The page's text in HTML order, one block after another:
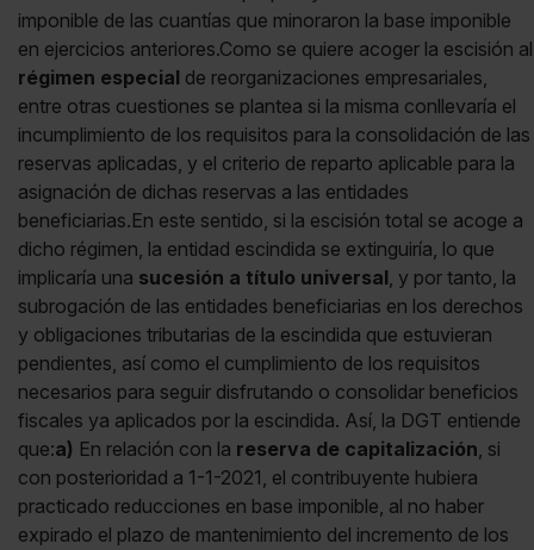
imponible de las cuantías que minoraron la base imponible
en ejercicios anteriores.Como se quiere acoger la escisión al
régimen especial de reorganizaciones empresariales,
entre otras cuestiones se plantea si la misma conllevaría el
incumplimiento de los requisitos para la consolidación de las
reservas aplicadas, y el criterio de reparto aplicable para la
asignación de dichas reservas a las entidades
beneficiarias.En este sentido, si la escisión total se acoge a
dicho régimen, la entidad escindida se extinguiría, lo que
implicaría una sucesión a título universal, y por tanto, la
subrogación de las entidades beneficiarias en los derechos
y obligaciones tributarias de la escindida que estuvieran
pendientes, así como el cumplimiento de los requisitos
necesarios para seguir disfrutando o consolidar beneficios
fiscales ya aplicados por la escindida. Así, la DGT entiende
que:a) En relación con la reserva de capitalización, si
con posterioridad a 1-1-2021, el contribuyente hubiera
practicado reducciones en base imponible, al no haber
expirado el plazo de mantenimiento del incremento de los